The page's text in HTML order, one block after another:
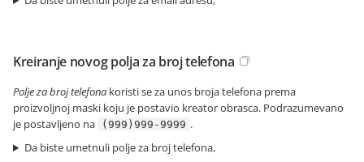
Kreiranje novog polja za broj telefona
Polje za broj telefona koristi se za unos broja telefona prema
proizvoljnoj maski koju je postavio kreator obrasca. Podrazumevano
je postavljeno na
(999)999-9999 .
Da biste umetnuli polje za broj telefona,